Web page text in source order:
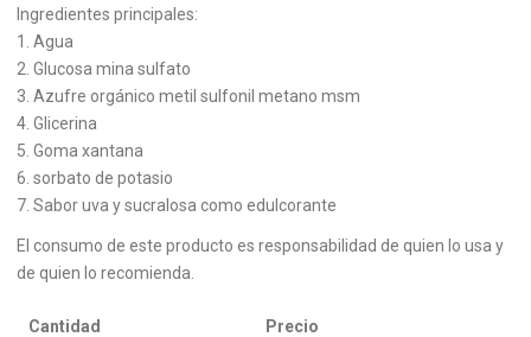
Ingredientes principales:
1. Agua
2. Glucosa mina sulfato
3. Azufre orgánico metil sulfonil metano msm
4. Glicerina
5. Goma xantana
6. sorbato de potasio
7. Sabor uva y sucralosa como edulcorante
El consumo de este producto es responsabilidad de quien lo usa y
de quien lo recomienda.
Cantidad Precio